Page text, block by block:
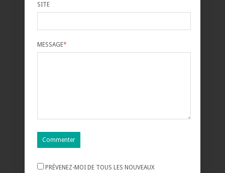
SITE
MESSAGE*
PRÉVENEZ-MOI DE TOUS LES NOUVEAUX